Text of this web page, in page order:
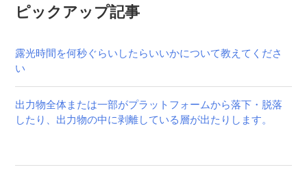
ピックアップ記事
露光時間を何秒ぐらいしたらいいかについて教えてくださ
い
出力物全体または一部がプラットフォームから落下・脱落
したり、出力物の中に剥離している層が出たりします。